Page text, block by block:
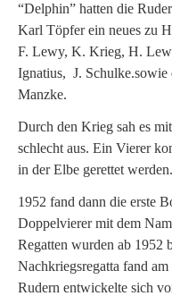
“Delphin” hatten die
Karl Töpfer ein neues zu
F. Lewy, K. Krieg, H.
Ignatius, J. Schulke.sowie
Manzke.
Durch den Krieg sah es
schlecht aus. Ein Vierer
in der Elbe gerettet werden.
1952 fand dann die erste
Doppelvierer mit dem
Regatten wurden ab 1952
Nachkriegsregatta fand
Rudern entwickelte sich